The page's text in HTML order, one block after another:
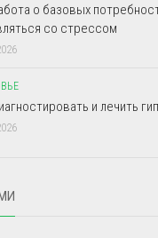
о базовых
со стрессом
и лечить